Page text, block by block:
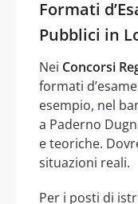
Formati
Pubblici in
Nei Concorsi
formati
esempio, nel
a Paderno
e teoriche.
situazioni reali.
Per i posti di